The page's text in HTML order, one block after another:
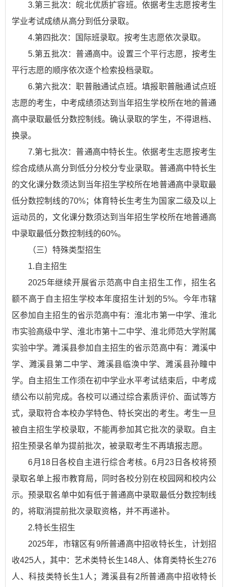
3.第三批次：皖北优质扩容班。依据考生志愿按考生
学业考试成绩从高分到低分录取。
4.第四批次：国际班录取。按考生志愿依次录取。
5.第五批次：普通高中。设置三个平行志愿，按考生
平行志愿的顺序依次逐个检索投档录取。
6.第六批次：职普融通试点班。填报职普融通试点班
志愿的考生，中考成绩须达到当年招生学校所在地的普通
高中录取最低分数控制线。确认录取的学生，不得退档、
换录。
7.第七批次：普通高中特长生。依据考生志愿按考生
综合成绩从高分到低分分校分专业录取。普通高中特长生
的文化课分数须达到当年招生学校所在地普通高中录取最
低分数控制线的70%；体育特长生考生为国家二级及以上
运动员的，文化课分数须达到当年招生学校所在地普通高
中录取最低分数控制线的60%。
（三）特殊类型招生
1.自主招生
2025年继续开展省示范高中自主招生工作，招生名
额不高于自主招生学校本年度招生计划的5%。今年市辖
区参加自主招生的省示范高中有：淮北市第一中学、淮北
市实验高级中学、淮北市第十二中学、淮北师范大学附属
实验中学。濉溪县参加自主招生的省示范高中有：濉溪中
学、濉溪县第二中学、濉溪县临涣中学、濉溪县孙疃中
学。自主招生工作须在初中学业水平考试结束后，中考成
绩公布以前完成。各校可以通过综合素质评价、面试等方
式，录取符合本校办学特色、特长突出的考生。考生一旦
被自主招生学校录取，不能再参加其它批次的录取。自主
招生预录名单为提前批次，被录取考生不再填报志愿。
6月18日各校自主进行综合考核。6月23日各校将预
录取名单上报市教育局，同时各校分别在校园网和校内公
示。预录取名单中如有低于普通高中录取最低分数控制线
的，将取消提前批次录取资格，并不再递补。
2.特长生招生
2025年，市辖区有9所普通高中招收特长生，计划招
收425人，其中：艺术类特长生148人、体育类特长生276
人、科技类特长生1人；濉溪县有2所普通高中招收特长